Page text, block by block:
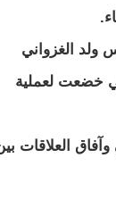
ولد الغزواني
خضعت لعملية
العلاقات